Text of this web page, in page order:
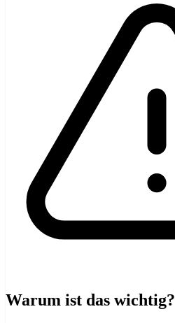
Warum ist das wichtig?